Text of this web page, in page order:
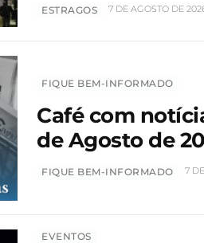
ESTRAGOS 7 DE AGOSTO DE
FIQUE BEM-INFORMADO
Café com
de Agosto de
FIQUE BEM-INFORMADO 7
EVENTOS